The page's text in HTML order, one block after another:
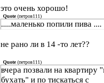
это очень хорошо!
Quote(петров111)
.....маленько попили пива ....
не рано ли в 14 -то лет??
Quote(петров111)
вчера позвали на квартиру
бухать" и по тискаться с